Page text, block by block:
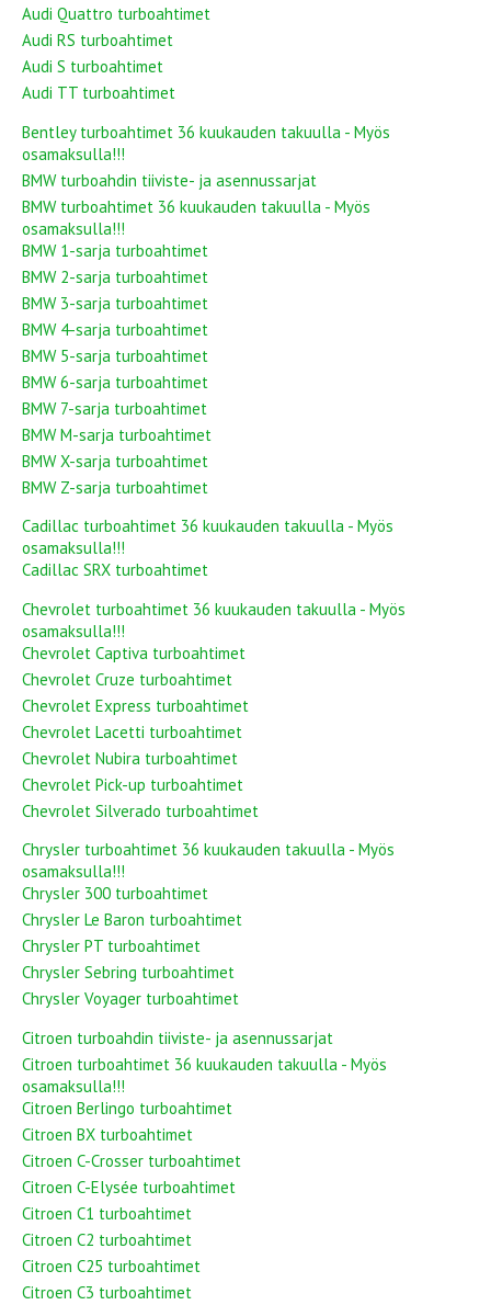
Audi Quattro turboahtimet
Audi RS turboahtimet
Audi S turboahtimet
Audi TT turboahtimet
Bentley turboahtimet 36 kuukauden takuulla - Myös
osamaksulla!!!
BMW turboahdin tiiviste- ja asennussarjat
BMW turboahtimet 36 kuukauden takuulla - Myös
osamaksulla!!!
BMW 1-sarja turboahtimet
BMW 2-sarja turboahtimet
BMW 3-sarja turboahtimet
BMW 4-sarja turboahtimet
BMW 5-sarja turboahtimet
BMW 6-sarja turboahtimet
BMW 7-sarja turboahtimet
BMW M-sarja turboahtimet
BMW X-sarja turboahtimet
BMW Z-sarja turboahtimet
Cadillac turboahtimet 36 kuukauden takuulla - Myös
osamaksulla!!!
Cadillac SRX turboahtimet
Chevrolet turboahtimet 36 kuukauden takuulla - Myös
osamaksulla!!!
Chevrolet Captiva turboahtimet
Chevrolet Cruze turboahtimet
Chevrolet Express turboahtimet
Chevrolet Lacetti turboahtimet
Chevrolet Nubira turboahtimet
Chevrolet Pick-up turboahtimet
Chevrolet Silverado turboahtimet
Chrysler turboahtimet 36 kuukauden takuulla - Myös
osamaksulla!!!
Chrysler 300 turboahtimet
Chrysler Le Baron turboahtimet
Chrysler PT turboahtimet
Chrysler Sebring turboahtimet
Chrysler Voyager turboahtimet
Citroen turboahdin tiiviste- ja asennussarjat
Citroen turboahtimet 36 kuukauden takuulla - Myös
osamaksulla!!!
Citroen Berlingo turboahtimet
Citroen BX turboahtimet
Citroen C-Crosser turboahtimet
Citroen C-Elysée turboahtimet
Citroen C1 turboahtimet
Citroen C2 turboahtimet
Citroen C25 turboahtimet
Citroen C3 turboahtimet